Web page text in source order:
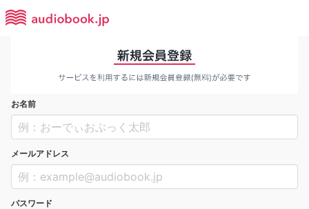
お名前
メールアドレス
パスワード